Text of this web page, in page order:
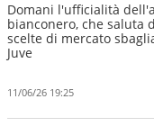
Domani l'ufficialità
bianconero, che saluta
scelte di mercato
Juve
11/06/26 19:25